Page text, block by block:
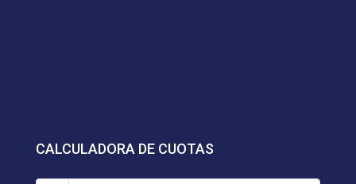
CALCULADORA DE CUOTAS